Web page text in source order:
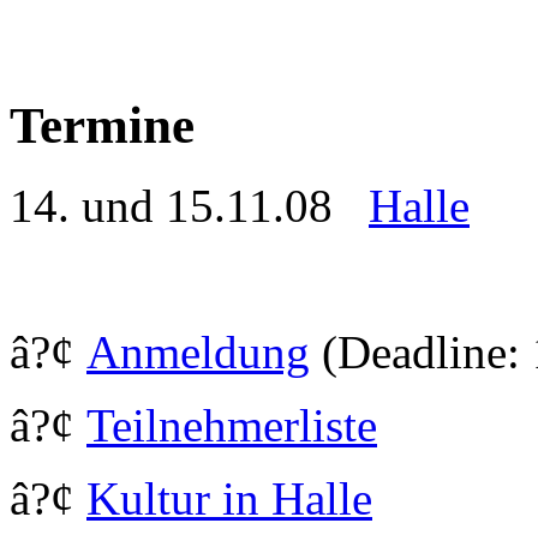
Termine
14. und 15.11.08 Halle
â?¢ Anmeldung (Deadline:
â?¢ Teilnehmerliste
â?¢ Kultur in Halle